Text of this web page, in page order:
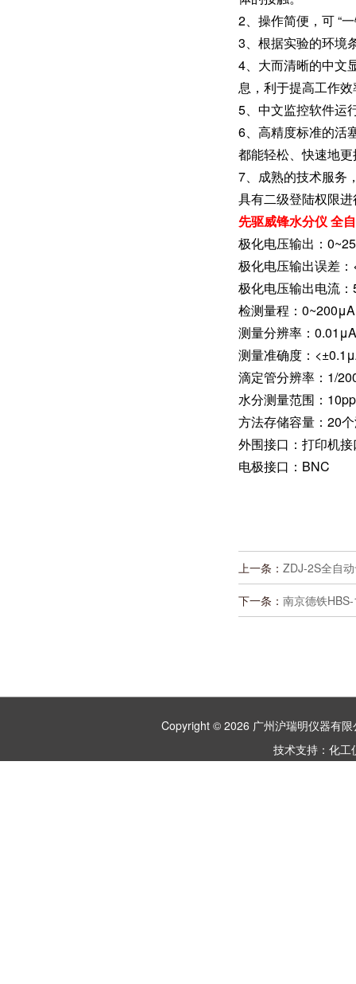
2、操作简便，可 “
3、根据实验的环境
4、大而清晰的中文
息，利于提高工作
5、中文监控软件运
6、高精度标准的活
都能轻松、快速地
7、成熟的技术服务
具有二级登陆权限
先驱威锋水分仪 全
极化电压输出：
极化电压输出误差
极化电压输出电流
检测量程：0~200μA
测量分辨率：0.01μA
测量准确度：
滴定管分辨率：1/
水分测量范围：
方法存储容量：20
外围接口：打印机
电极接口：BNC
上一条： ZDJ-2S全自
下一条： 南京德铁
Copyright © 2026 广州沪瑞明仪器有
技术支持： 化工